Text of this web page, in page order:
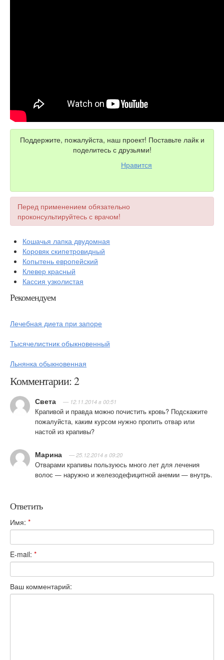
Поддержите, пожалуйста, наш проект! Поставьте лайк и
поделитесь с друзьями!
Нравится
Перед применением обязательно
проконсультируйтесь с врачом!
Кошачья лапка двудомная
Коровяк скипетровидный
Копытень европейский
Клевер красный
Кассия узколистая
Рекомендуем
Лечебная диета при запоре
Тысячелистник обыкновенный
Льнянка обыкновенная
Комментарии: 2
Света — 12.11.2014 в 00:51
Крапивой и правда можно почистить кровь? Подскажите
пожалуйста, каким курсом нужно пропить отвар или
настой из крапивы?
Марина — 25.12.2014 в 09:20
Отварами крапивы пользуюсь много лет для лечения
волос — наружно и железодефицитной анемии — внутрь.
Ответить
Имя: *
E-mail: *
Ваш комментарий: